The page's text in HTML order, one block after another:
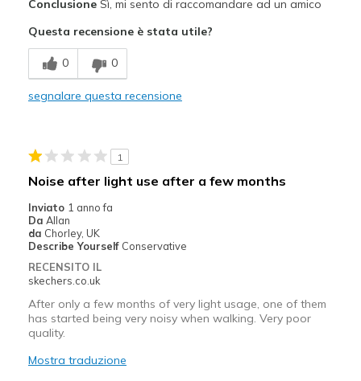
In stile
Migliori Utilizzi:
Abbigliamento casual
Punti di vista sulle scarpe
ConclusioneSì, mi sento di raccomandare ad un amico
Questa recensione è stata utile?
0 0
segnalare questa recensione
1
Noise after light use after a few months
Inviato 1 anno fa
Da Allan
da Chorley, UK
Describe Yourself Conservative
RECENSITO IL
skechers.co.uk
After only a few months of very light usage, one of them
has started being very noisy when walking. Very poor
quality.
Mostra traduzione